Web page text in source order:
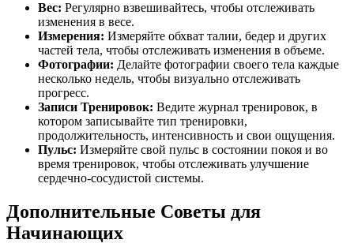
Вес: Регулярно взвешивайтесь, чтобы отслеживать
изменения в весе.
Измерения: Измеряйте обхват талии, бедер и других
частей тела, чтобы отслеживать изменения в объеме.
Фотографии: Делайте фотографии своего тела каждые
несколько недель, чтобы визуально отслеживать
прогресс.
Записи Тренировок: Ведите журнал тренировок, в
котором записывайте тип тренировки,
продолжительность, интенсивность и свои ощущения.
Пульс: Измеряйте свой пульс в состоянии покоя и во
время тренировок, чтобы отслеживать улучшение
сердечно-сосудистой системы.
Дополнительные Советы для
Начинающих